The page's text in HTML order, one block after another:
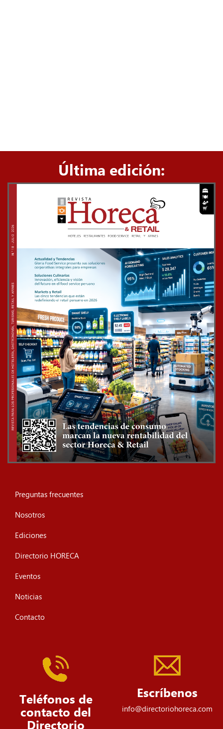
Última edición:
Preguntas frecuentes
Nosotros
Ediciones
Directorio HORECA
Eventos
Noticias
Contacto
Teléfonos de
contacto del
Directorio
Escríbenos
info@directoriohoreca.com